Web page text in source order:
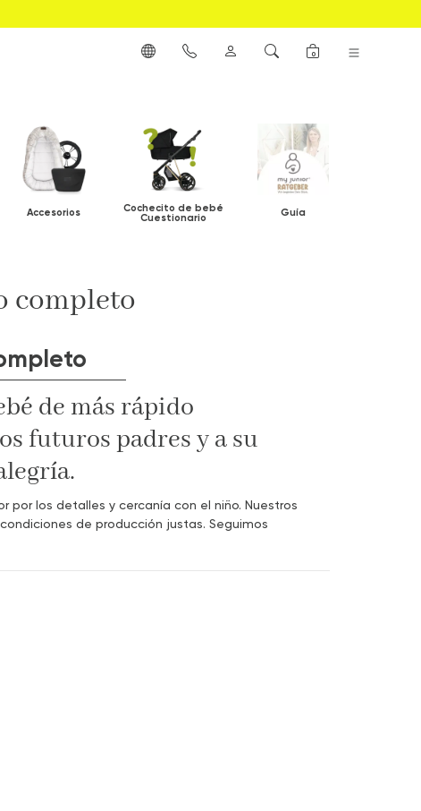
0
Accesorios Cochecito de bebé
Cuestionario Guía
completo
de más rápido
futuros padres y a su
los detalles y cercanía con el niño. Nuestros
de producción justas. Seguimos